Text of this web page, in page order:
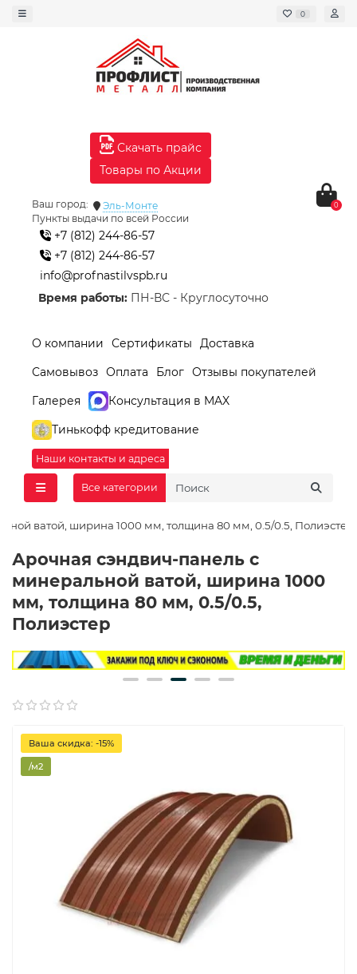
0
Скачать прайс
Товары по Акции
Ваш город:
Эль-Монте
Пункты выдачи по всей России
+7 (812) 244-86-57
+7 (812) 244-86-57
info@profnastilvspb.ru
Время работы: ПН-ВС - Круглосуточно
0
О компании Сертификаты
Доставка
Самовывоз Оплата Блог Отзывы покупателей
Галерея
Консультация в MAX
Тинькофф кредитование
Наши контакты и адреса
Все категории
ватой, ширина 1000 мм, толщина 80 мм, 0.5/0.5, Полиэстер
Арочная сэндвич-панель с
минеральной ватой, ширина 1000
мм, толщина 80 мм, 0.5/0.5,
Полиэстер
Ваша скидка: -15%
/м2